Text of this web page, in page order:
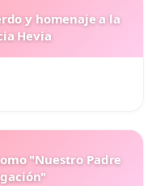
y homenaje a la
Hevia
"Nuestro Padre